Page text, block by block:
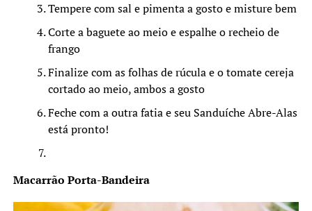
Tempere com sal e pimenta a gosto e misture bem
Corte a baguete ao meio e espalhe o recheio de
frango
Finalize com as folhas de rúcula e o tomate cereja
cortado ao meio, ambos a gosto
Feche com a outra fatia e seu Sanduíche Abre-Alas
está pronto!
Macarrão Porta-Bandeira